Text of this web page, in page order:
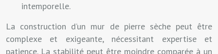
intemporelle.
La construction d’un mur de pierre sèche peut être
complexe et exigeante, nécessitant expertise et
patience. La stabilité peut être moindre comparée à un